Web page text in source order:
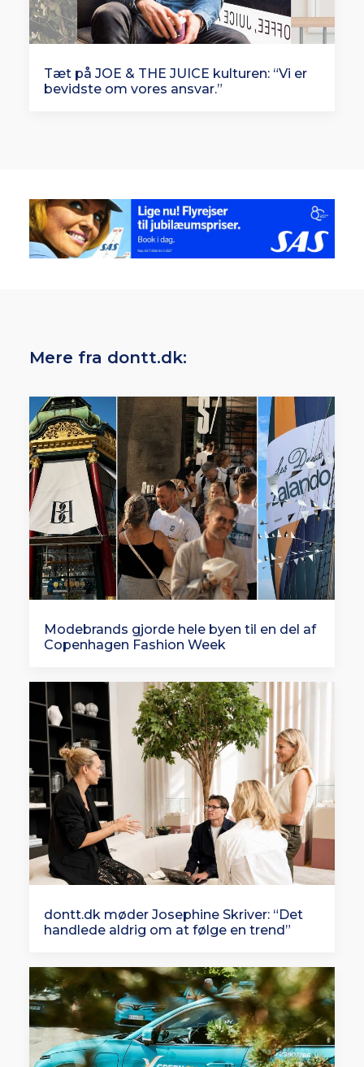
Tæt på JOE & THE JUICE kulturen: “Vi er
bevidste om vores ansvar.”
Mere fra dontt.dk:
Modebrands gjorde hele byen til en del af
Copenhagen Fashion Week
dontt.dk møder Josephine Skriver: “Det
handlede aldrig om at følge en trend”